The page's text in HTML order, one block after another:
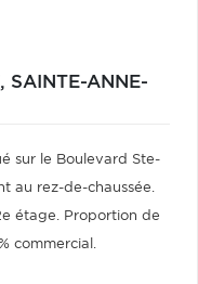
SAINTE-ANNE-
sur le Boulevard Ste-
au rez-de-chaussée.
étage. Proportion de
commercial.